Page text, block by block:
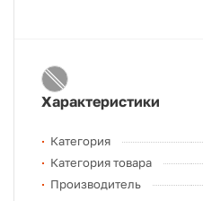
Характеристики
Категория
Категория товара
Производитель